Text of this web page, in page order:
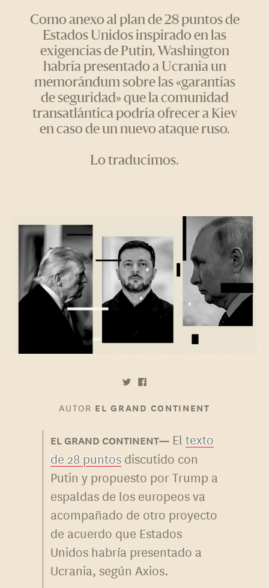
Como anexo al plan de 28 puntos de
Estados Unidos inspirado en las
exigencias de Putin, Washington
habría presentado a Ucrania un
memorándum sobre las «garantías
de seguridad» que la comunidad
transatlántica podría ofrecer a Kiev
en caso de un nuevo ataque ruso.
Lo traducimos.
AUTOR EL GRAND CONTINENT
Eltexto
de 28 puntosdiscutido con
Putin y propuesto por Trump a
espaldas de los europeos va
acompañado de otro proyecto
de acuerdo que Estados
Unidos habría presentado a
Ucrania, según Axios.